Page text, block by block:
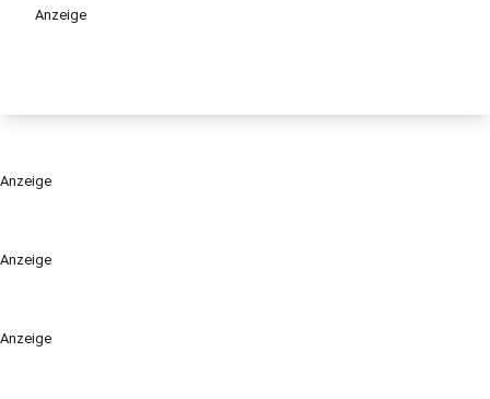
Anzeige
Anzeige
Anzeige
Anzeige